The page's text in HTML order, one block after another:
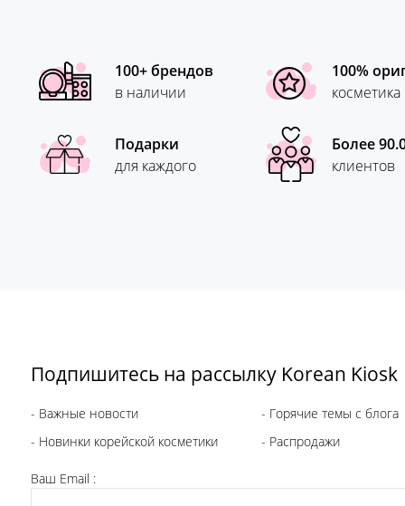
100+ брендов
в наличии
100%
косметика
Подарки
для каждого
Более
клиентов
Подпишитесь на рассылку Korean Kiosk
- Важные новости
- Горячие темы с блога
- Новинки корейской косметики
- Распродажи
Ваш Email :